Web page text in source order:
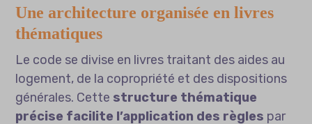
Une architecture organisée en livres
thématiques
Le code se divise en livres traitant des aides au
logement, de la copropriété et des dispositions
générales. Cette structure thématique
précise facilite l’application des règles par